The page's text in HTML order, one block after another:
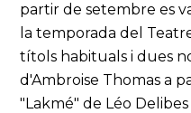
partir de setembre es
la temporada del
títols habituals i dues
d'Ambroise Thomas a
"Lakmé" de Léo